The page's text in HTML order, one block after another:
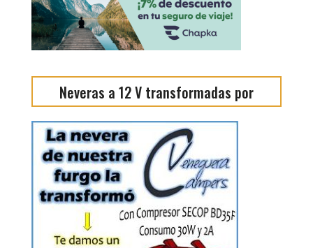
Neveras a 12 V transformadas por